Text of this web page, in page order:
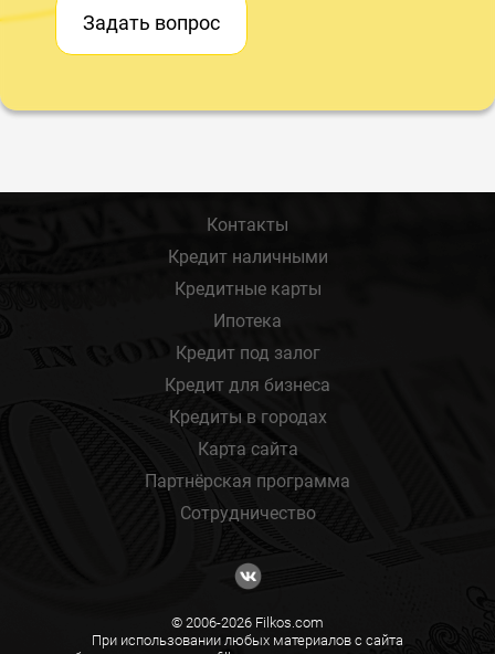
Задать вопрос
Контакты
Кредит наличными
Кредитные карты
Ипотека
Кредит под залог
Кредит для бизнеса
Кредиты в городах
Карта сайта
Партнёрская программа
Сотрудничество
© 2006-2026 Filkos.com
При использовании любых материалов с сайта